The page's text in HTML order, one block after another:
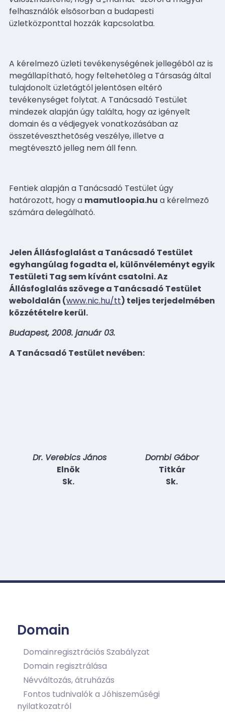
felhasználók elsõsorban a budapesti
üzletközponttal hozzák kapcsolatba.
A kérelmezõ üzleti tevékenységének jellegébõl az is
megállapítható, hogy feltehetõleg a Társaság által
tulajdonolt üzletágtól jelentõsen eltérõ
tevékenységet folytat. A Tanácsadó Testület
mindezek alapján úgy találta, hogy az igényelt
domain és a védjegyek vonatkozásában az
összetéveszthetõség veszélye, illetve a
megtévesztõ jelleg nem áll fenn.
Fentiek alapján a Tanácsadó Testület úgy
határozott, hogy a mamutloopia.hu a kérelmezõ
számára delegálható.
Jelen Állásfoglalást a Tanácsadó Testület
egyhangúlag fogadta el, különvéleményt egyik
Testületi Tag sem kívánt csatolni. Az
Állásfoglalás szövege a Tanácsadó Testület
weboldalán (www.nic.hu/tt) teljes terjedelmében
közzétételre kerül.
Budapest, 2008. január 03.
A Tanácsadó Testület nevében:
Dr. Verebics János
Elnök
Sk.
Dombi Gábor
Titkár
Sk.
Domain
Domainregisztrációs Szabályzat
Domain regisztrálása
Névváltozás, átruházás
Fontos tudnivalók a Jóhiszeműségi
nyilatkozatról